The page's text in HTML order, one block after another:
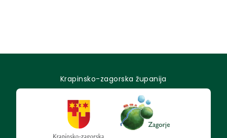
Krapinsko-zagorska županija